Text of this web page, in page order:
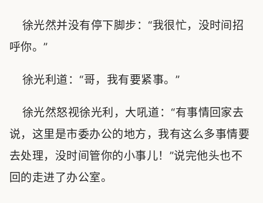
徐光然并没有停下脚步：“我很忙，没时间招
呼你。”
徐光利道：“哥，我有要紧事。”
徐光然怒视徐光利，大吼道：“有事情回家去
说，这里是市委办公的地方，我有这么多事情要
去处理，没时间管你的小事儿！”说完他头也不
回的走进了办公室。